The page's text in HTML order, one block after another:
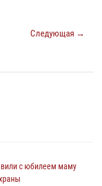
Следующая →
с юбилеем маму